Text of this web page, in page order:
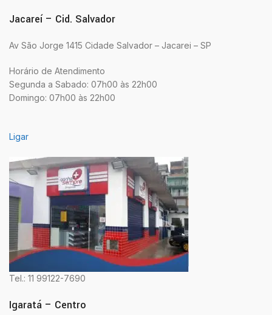
Jacareí – Cid. Salvador
Av São Jorge 1415 Cidade Salvador – Jacarei – SP
Horário de Atendimento
Segunda a Sabado: 07h00 às 22h00
Domingo: 07h00 às 22h00
Ligar
Tel.: 11 99122-7690
Igaratá – Centro